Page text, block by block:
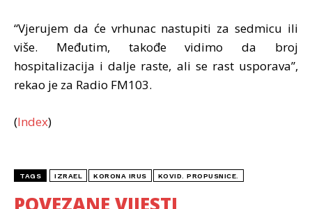
“Vjerujem da će vrhunac nastupiti za sedmicu ili
više. Međutim, takođe vidimo da broj
hospitalizacija i dalje raste, ali se rast usporava”,
rekao je za Radio FM103.
(Index)
TAGS IZRAEL KORONA IRUS KOVID. PROPUSNICE.